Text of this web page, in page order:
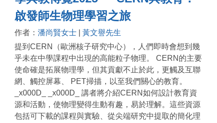
啟發師生物理學習之旅
作者： 潘尚賢女士
黃文譽先生
提到CERN（歐洲核子研究中心），人們即時會想到幾
乎未在中學課程中出現的高能粒子物理。 CERN的主要
使命確是拓展物理學，但其貢獻不止於此，更觸及互聯
網、觸控屏幕、 PET掃描，以至我們關心的教育。
_x000D_ _x000D_ 講者將介紹CERN如何設計教育資
源和活動，使物理變得生動有趣，易於理解。這些資源
包括可下載的課程與實驗、從尖端研究中提取的簡化理